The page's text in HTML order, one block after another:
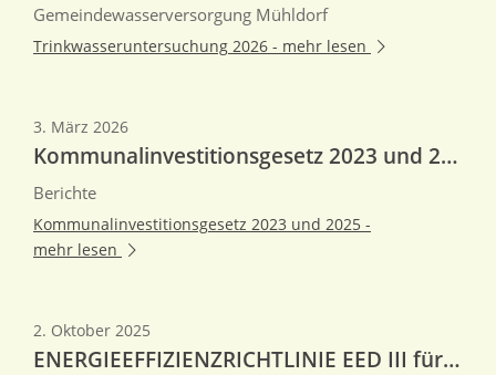
Gemeindewasserversorgung Mühldorf
Trinkwasseruntersuchung 2026 - mehr lesen
3. März 2026
Kommunalinvestitionsgesetz 2023 und 2025
Berichte
Kommunalinvestitionsgesetz 2023 und 2025 -
mehr lesen
2. Oktober 2025
ENERGIEEFFIZIENZRICHTLINIE EED III für öffentliche Einrichtungen